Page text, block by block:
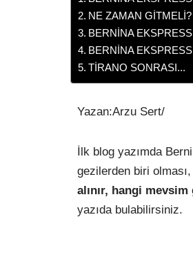
NE ZAMAN GİTMELİ?
BERNİNA
BERNİNA
TİRANO SONRASI...
Yazan:Arzu Sert/
İlk blog yazımda
gezilerden biri
alınır, hangi
yazıda bulabilirsiniz.